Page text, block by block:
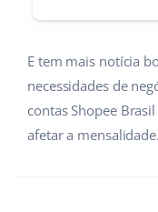
E tem mais notícia
necessidades de
contas Shopee
afetar a mensalidade.